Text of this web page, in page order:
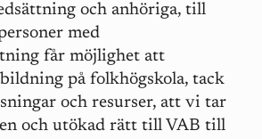
och anhöriga, till
med
får möjlighet att
på folkhögskola, tack
och resurser, att vi tar
och utökad rätt till VAB till